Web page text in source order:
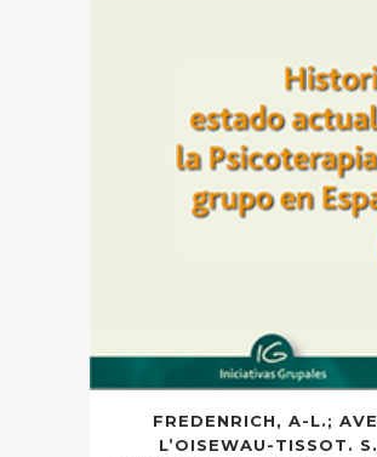
FREDENRICH, A-L.;
L’OISEWAU-TISSOT.